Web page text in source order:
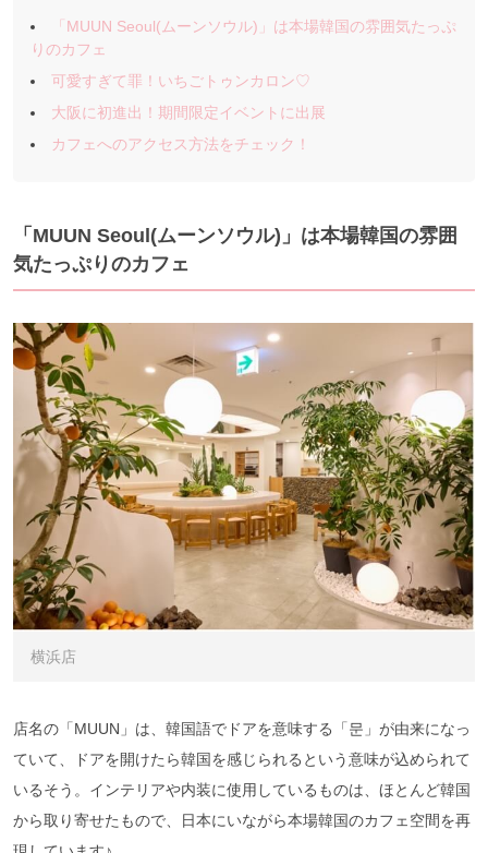
「MUUN Seoul(ムーンソウル)」は本場韓国の雰囲気たっぷ
りのカフェ
可愛すぎて罪！いちごトゥンカロン♡
大阪に初進出！期間限定イベントに出展
カフェへのアクセス方法をチェック！
「MUUN Seoul(ムーンソウル)」は本場韓国の雰囲
気たっぷりのカフェ
横浜店
店名の「MUUN」は、韓国語でドアを意味する「문」が由来になっ
ていて、ドアを開けたら韓国を感じられるという意味が込められて
いるそう。インテリアや内装に使用しているものは、ほとんど韓国
から取り寄せたもので、日本にいながら本場韓国のカフェ空間を再